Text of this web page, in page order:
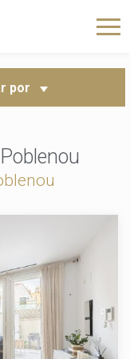
por